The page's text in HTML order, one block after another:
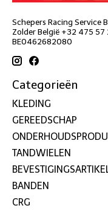
Schepers Racing Service
Zolder België +32 475 57
BE0462682080
Categorieën
KLEDING
GEREEDSCHAP
TANDWIELEN
BANDEN
CRG